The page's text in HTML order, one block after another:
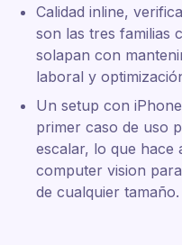
Calidad inline,
son las tres familias
solapan con
laboral y
Un setup con
primer caso de uso
escalar, lo que hace
computer vision
de cualquier tamaño.